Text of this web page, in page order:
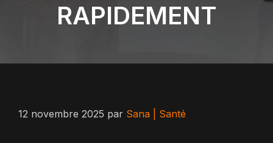
RAPIDEMENT
12 novembre 2025 par Sana | Santé